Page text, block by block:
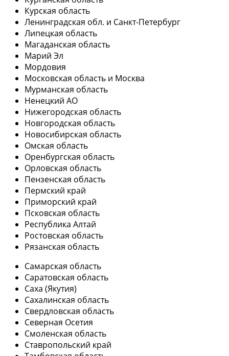
Курская область
Ленинградская обл. и Санкт-Петербург
Липецкая область
Магаданская область
Марий Эл
Мордовия
Московская область и Москва
Мурманская область
Ненецкий АО
Нижегородская область
Новгородская область
Новосибирская область
Омская область
Оренбургская область
Орловская область
Пензенская область
Пермский край
Приморский край
Псковская область
Республика Алтай
Ростовская область
Рязанская область
Самарская область
Саратовская область
Саха (Якутия)
Сахалинская область
Свердловская область
Северная Осетия
Смоленская область
Ставропольский край